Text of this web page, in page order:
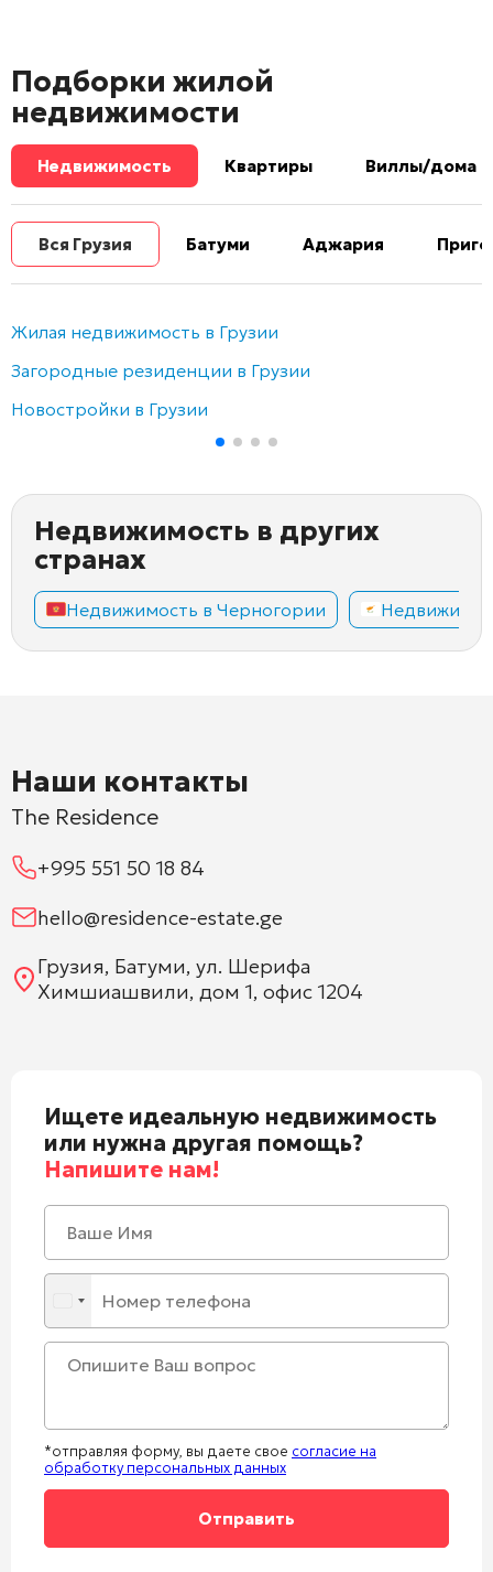
Подборки жилой
недвижимости
Недвижимость Квартиры Виллы/дома
Вся Грузия Батуми Аджария
Жилая недвижимость в Грузии
Загородные резиденции в Грузии
Новостройки в Грузии
Недвижимость в других
странах
Недвижимость в Черногории
Наши контакты
The Residence
+995 551 50 18 84
hello@residence-estate.ge
Грузия, Батуми, ул. Шерифа
Химшиашвили, дом 1, офис 1204
Ищете идеальную недвижимость
или нужна другая помощь?
Напишите нам!
*отправляя форму, вы даете свое согласие на
обработку персональных данных